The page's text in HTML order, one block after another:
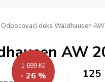
Odpocovací deka Waldhausen
AW
1 699 Kč
- 26 % 125